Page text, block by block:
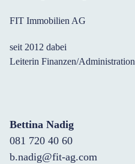
FIT Immobilien AG
seit 2012 dabei
Leiterin Finanzen/Administration
Bettina Nadig
081 720 40 60
b.nadig@fit-ag.com